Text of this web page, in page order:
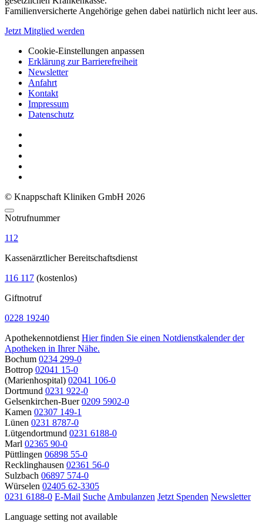
Familienversicherte Angehörige gehen dabei natürlich nicht leer aus.
Jetzt Mitglied werden
Cookie-Einstellungen anpassen
Erklärung zur Barrierefreiheit
Newsletter
Anfahrt
Kontakt
Impressum
Datenschutz
© Knappschaft Kliniken GmbH 2026
Notrufnummer
112
Kassenärztlicher Bereitschaftsdienst
116 117 (kostenlos)
Giftnotruf
0228 19240
Apothekennotdienst Hier finden Sie einen Notdienstkalender der
Apotheken in Ihrer Nähe.
Bochum 0234 299-0
Bottrop 02041 15-0
(Marienhospital) 02041 106-0
Dortmund 0231 922-0
Gelsenkirchen-Buer 0209 5902-0
Kamen 02307 149-1
Lünen 0231 8787-0
Lütgendortmund 0231 6188-0
Marl 02365 90-0
Püttlingen 06898 55-0
Recklinghausen 02361 56-0
Sulzbach 06897 574-0
Würselen 02405 62-3305
0231 6188-0 E-Mail Suche Ambulanzen Jetzt Spenden Newsletter
Language setting not available